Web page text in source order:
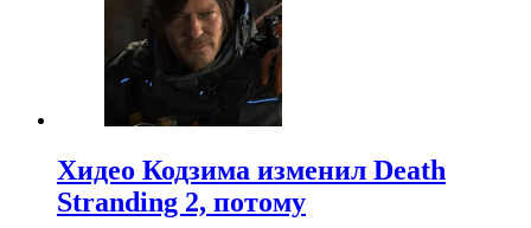
Хидео Кодзима изменил Death
Stranding 2, потому